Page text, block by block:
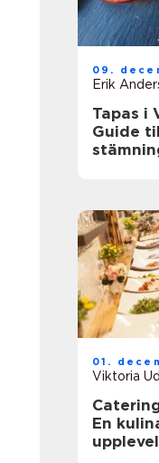
09.
Erik
Tapas i
Guide
01.
Viktoria
En